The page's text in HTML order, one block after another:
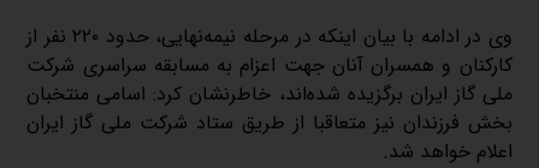
وی در ادامه با بیان اینکه در مرحله نیمه‌نهایی، حدود ۲۲۰ نفر از
کارکنان و همسران آنان جهت اعزام به مسابقه سراسری شرکت
ملی گاز ایران برگزیده شده‌اند، خاطرنشان کرد: اسامی منتخبان
بخش فرزندان نیز متعاقبا از طریق ستاد شرکت ملی گاز ایران
اعلام خواهد شد.